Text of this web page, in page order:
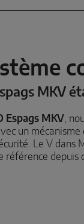
MKV
Espags MKV ,
un
Le V dans
référence depuis